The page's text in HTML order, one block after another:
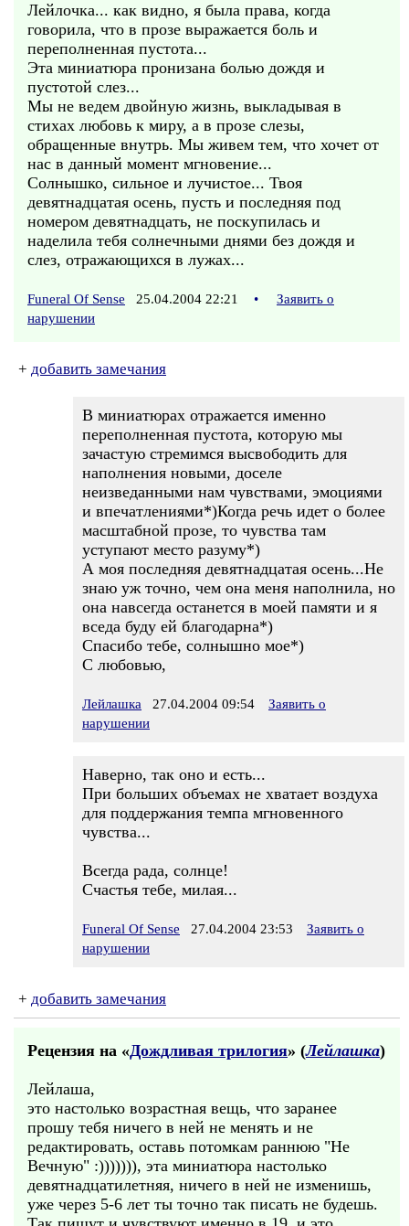
Лейлочка... как видно, я была права, когда
говорила, что в прозе выражается боль и
переполненная пустота...
Эта миниатюра пронизана болью дождя и
пустотой слез...
Мы не ведем двойную жизнь, выкладывая в
стихах любовь к миру, а в прозе слезы,
обращенные внутрь. Мы живем тем, что хочет от
нас в данный момент мгновение...
Солнышко, сильное и лучистое... Твоя
девятнадцатая осень, пусть и последняя под
номером девятнадцать, не поскупилась и
наделила тебя солнечными днями без дождя и
слез, отражающихся в лужах...
Funeral Of Sense 25.04.2004 22:21 •
Заявить о
нарушении
+ добавить замечания
В миниатюрах отражается именно
переполненная пустота, которую мы
зачастую стремимся высвободить для
наполнения новыми, доселе
неизведанными нам чувствами, эмоциями
и впечатлениями*)Когда речь идет о более
масштабной прозе, то чувства там
уступают место разуму*)
А моя последняя девятнадцатая осень...Не
знаю уж точно, чем она меня наполнила, но
она навсегда останется в моей памяти и я
вседа буду ей благодарна*)
Спасибо тебе, солнышно мое*)
С любовью,
Лейлашка 27.04.2004 09:54
Заявить о
нарушении
Наверно, так оно и есть...
При больших объемах не хватает воздуха
для поддержания темпа мгновенного
чувства...
Всегда рада, солнце!
Счастья тебе, милая...
Funeral Of Sense 27.04.2004 23:53
Заявить о
нарушении
+ добавить замечания
Рецензия на «Дождливая трилогия» (Лейлашка)
Лейлаша,
это настолько возрастная вещь, что заранее
прошу тебя ничего в ней не менять и не
редактировать, оставь потомкам раннюю "Не
Вечную" :))))))), эта миниатюра настолько
девятнадцатилетняя, ничего в ней не изменишь,
уже через 5-6 лет ты точно так писать не будешь.